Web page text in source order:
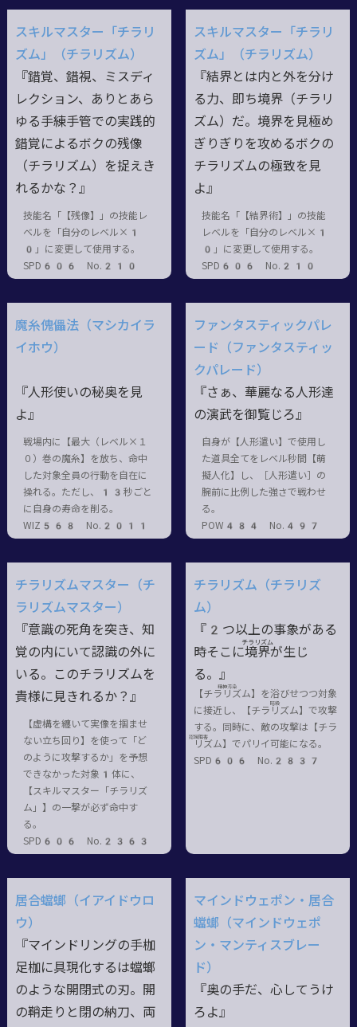
スキルマスター「チラリ
ズム」（チラリズム）
『錯覚、錯視、ミスディ
レクション、ありとあら
ゆる手練手管での実践的
錯覚によるボクの残像
（チラリズム）を捉えき
れるかな？』
技能名「【残像】」の技能レ
ベルを「自分のレベル×1
0」に変更して使用する。
SPD606 No.210
スキルマスター「チラリ
ズム」（チラリズム）
『結界とは内と外を分け
る力、即ち境界（チラリ
ズム）だ。境界を見極め
ぎりぎりを攻めるボクの
チラリズムの極致を見
よ』
技能名「【結界術】」の技能
レベルを「自分のレベル×1
0」に変更して使用する。
SPD606 No.210
魔糸傀儡法（マシカイラ
イホウ）
『人形使いの秘奥を見
よ』
戦場内に【最大（レベル×１
０）巻の魔糸】を放ち、命中
した対象全員の行動を自在に
操れる。ただし、13秒ごと
に自身の寿命を削る。
WIZ568 No.2011
ファンタスティックパレ
ード（ファンタスティッ
クパレード）
『さぁ、華麗なる人形達
の演武を御覧じろ』
自身が【人形遣い】で使用し
た道具全てをレベル秒間【萌
擬人化】し、［人形遣い］の
腕前に比例した強さで戦わせ
る。
POW484 No.497
チラリズムマスター（チ
ラリズムマスター）
『意識の死角を突き、知
覚の内にいて認識の外に
いる。このチラリズムを
貴様に見きれるか？』
【虚構を纏いて実像を掴ませ
ない立ち回り】を使って「ど
のように攻撃するか」を予想
できなかった対象1体に、
【スキルマスター「チラリズ
ム」】の一撃が必ず命中す
る。
SPD606 No.2363
チラリズム（チラリズ
ム）
『2つ以上の事象がある
時そこに境
チラリズム
界が生じ
る。』
【チラ リ
精神汚染
ズム】を浴びせつつ対象
に接近し、【チラ リ
暗殺
ズム】で攻撃
する。同時に、敵の攻撃は【チラ
リ
認識阻害
ズム】でパリイ可能になる。
SPD606 No.2837
居合蟷螂（イアイドウロ
ウ）
『マインドリングの手枷
足枷に具現化するは蟷螂
のような開閉式の刃。開
の鞘走りと閉の納刀、両
マインドウェポン・居合
蟷螂（マインドウェポ
ン・マンティスブレー
ド）
『奥の手だ、心してうけ
ろよ』